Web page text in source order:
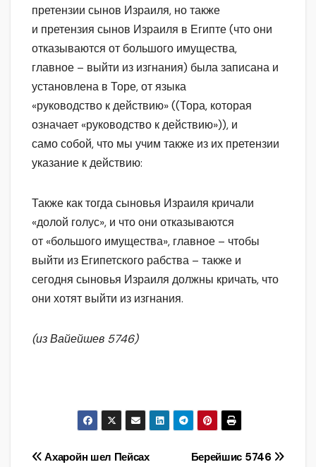
претензии сынов Израиля, но также
и претензия сынов Израиля в Египте (что они
отказываются от большого имущества,
главное – выйти из изгнания) была записана и
установлена в Торе, от языка
«руководство к действию» ((Тора, которая
означает «руководство к действию»)), и
само собой, что мы учим также из их претензии
указание к действию:
Также как тогда сыновья Израиля кричали
«долой голус», и что они отказываются
от «большого имущества», главное – чтобы
выйти из Египетского рабства – также и
сегодня сыновья Израиля должны кричать, что
они хотят выйти из изгнания.
(из Вайейшев 5746)
Навигация Берейшис 5746
Ахаройн шел Пейсах